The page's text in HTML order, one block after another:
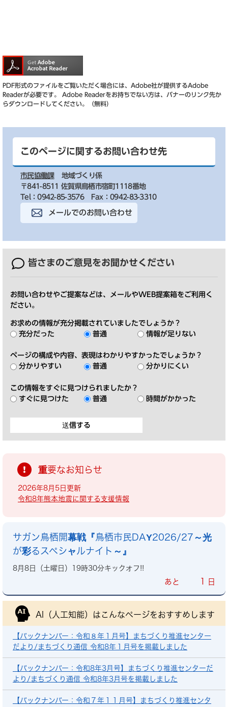
PDF形式のファイルをご覧いただく場合には、Adobe社が提供するAdobe
Readerが必要です。
Adobe Readerをお持ちでない方は、バナーのリンク先か
らダウンロードしてください。（無料）
このページに関するお問い合わせ先
市民協働課
地域づくり係
〒841-8511 佐賀県鳥栖市宿町1118番地
Tel：0942-85-3576
Fax：0942-83-3310
メールでのお問い合わせ
皆さまのご意見をお聞かせください
お問い合わせやご提案などは、メールやWEB提案箱をご利用く
ださい。
お求めの情報が充分掲載されていましたでしょうか？
充分だった
普通 情報が足りない
ページの構成や内容、表現はわかりやすかったでしょうか？
分かりやすい
普通 分かりにくい
この情報をすぐに見つけられましたか？
すぐに見つけた
普通 時間がかかった
重要なお知らせ
2026年8月5日更新
令和8年熊本地震に関する支援情報
サガン鳥栖開幕戦『鳥栖市民DAY2026/27～光
が彩るスペシャルナイト～』
8月8日（土曜日）19時30分キックオフ!!
あと 1 日
AI（人工知能）は こんなページをおすすめします
【バックナンバー：令和８年１月号】まちづくり推進センター
だより/まちづくり通信 令和8年１月号を掲載しました
【バックナンバー：令和8年3月号】まちづくり推進センターだ
より/まちづくり通信 令和8年3月号を掲載しました
【バックナンバー：令和７年１１月号】まちづくり推進センタ